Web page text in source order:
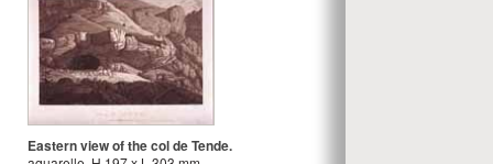
Eastern view of the col de Tende.